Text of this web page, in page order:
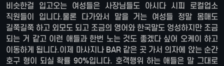
비슷한걸 입고오는 여성들은 사장님들도 아시다 시피 로컬업소
직원들이 입니다.물론 다가와서 말을 거는 여성들 정말 몸매도
길쭉길쭉 하고 외모도 되고 조금의 영어와 한국말도 엉성하지만 조금
되는 거 같고 이런 애들과 한번 노는 것도 좋겠다 싶어 오케이 하고
이동하게 됩니다.이제 마사지나 BAR 같은 곳 가서 의자에 앉는 순간
호구 형이 되실 확률 90%입니다. 호객행위 하는 애들은 말 그대로